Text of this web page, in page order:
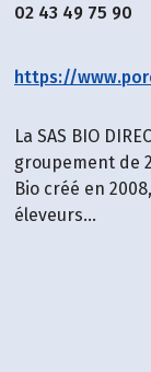
02 43 49 75 90
https://
La SAS BIO
groupement de
Bio créé en
éleveurs...